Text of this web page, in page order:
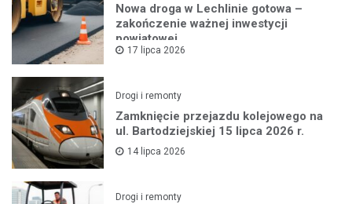
Nowa droga w Lechlinie gotowa –
zakończenie ważnej inwestycji
powiatowej
17 lipca 2026
Drogi i remonty
Zamknięcie przejazdu kolejowego na
ul. Bartodziejskiej 15 lipca 2026 r.
14 lipca 2026
Drogi i remonty